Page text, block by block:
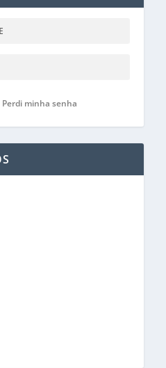
Perdi minha senha